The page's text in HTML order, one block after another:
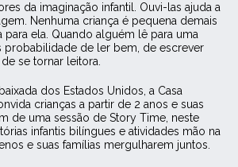
da imaginação infantil. Ouvi-las ajuda a
Nenhuma criança é pequena demais
para ela. Quando alguém lê para uma
probabilidade de ler bem, de escrever
se tornar leitora.
dos Estados Unidos, a Casa
crianças a partir de 2 anos e suas
de uma sessão de Story Time, neste
infantis bilíngues e atividades mão na
e suas famílias mergulharem juntos.